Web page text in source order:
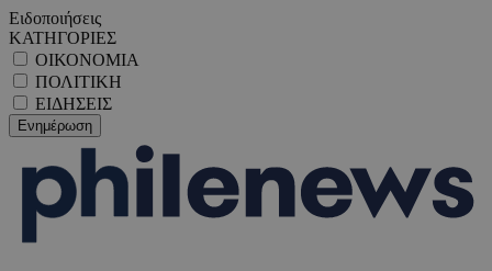
Ειδοποιήσεις
ΚΑΤΗΓΟΡΙΕΣ
ΟΙΚΟΝΟΜΙΑ
ΠΟΛΙΤΙΚΗ
ΕΙΔΗΣΕΙΣ